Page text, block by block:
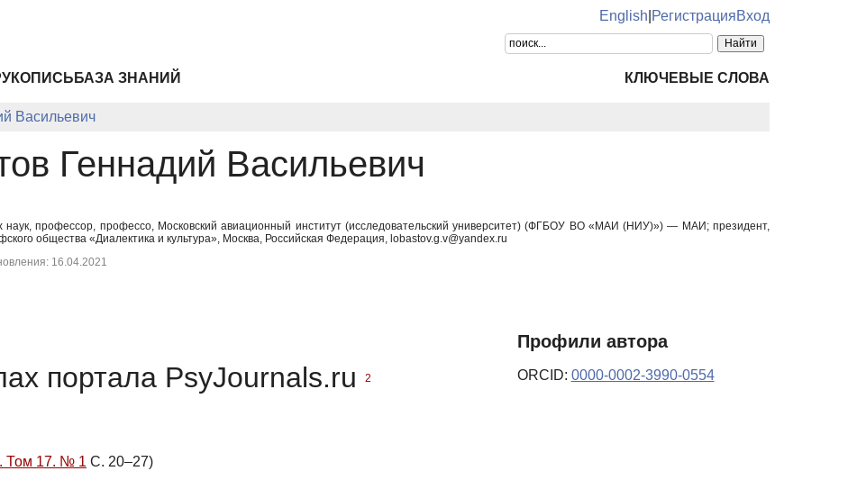
English РегистрацияВход
БАЗА ЗНАНИЙ КЛЮЧЕВЫЕ СЛОВА
Васильевич
Геннадий Васильевич
наук, профессор, профессо, Московский авиационный институт (исследовательский университет) (ФГБОУ ВО «МАИ (НИУ)») — МАИ; президент,
общества «Диалектика и культура», Москва, Российская Федерация, lobastov.g.v@yandex.ru
16.04.2021
портала PsyJournals.ru 2
Том 17. № 1 С. 20–27)
Профили автора
ORCID: 0000-0002-3990-0554